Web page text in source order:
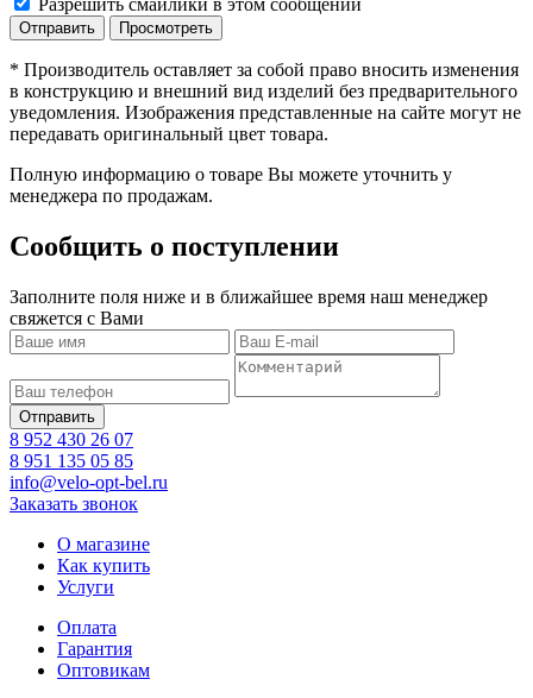
Разрешить смайлики в этом сообщении
* Производитель оставляет за собой право вносить изменения
в конструкцию и внешний вид изделий без предварительного
уведомления. Изображения представленные на сайте могут не
передавать оригинальный цвет товара.
Полную информацию о товаре Вы можете уточнить у
менеджера по продажам.
Сообщить о поступлении
Заполните поля ниже и в ближайшее время наш менеджер
свяжется с Вами
8 952 430 26 07
8 951 135 05 85
info@velo-opt-bel.ru
Заказать звонок
О магазине
Как купить
Услуги
Оплата
Гарантия
Оптовикам